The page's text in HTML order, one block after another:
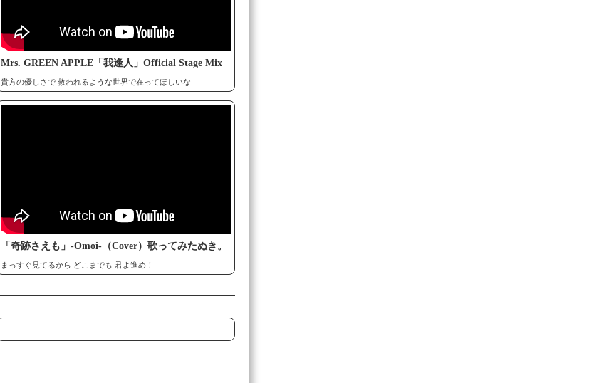
Mrs. GREEN APPLE「我逢人」Official Stage Mix
貴方の優しさで 救われるような世界で在ってほしいな
「奇跡さえも」-Omoi-（Cover）歌ってみたぬき。
まっすぐ見てるから どこまでも 君よ進め！